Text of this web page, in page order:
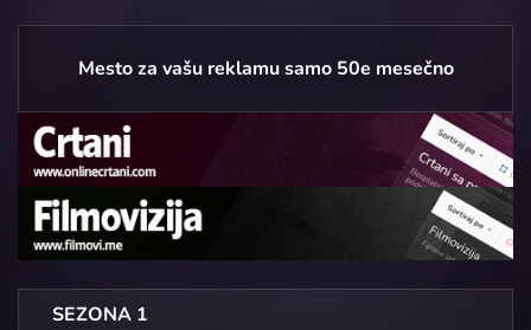
Mesto za vašu reklamu samo 50e mesečno
SEZONA 1